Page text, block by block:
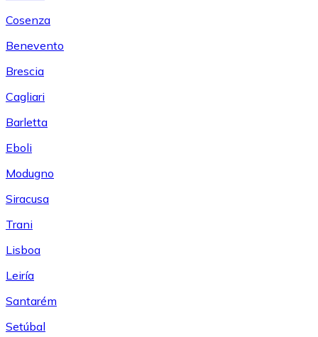
Cosenza
Benevento
Brescia
Cagliari
Barletta
Eboli
Modugno
Siracusa
Trani
Lisboa
Leiría
Santarém
Setúbal